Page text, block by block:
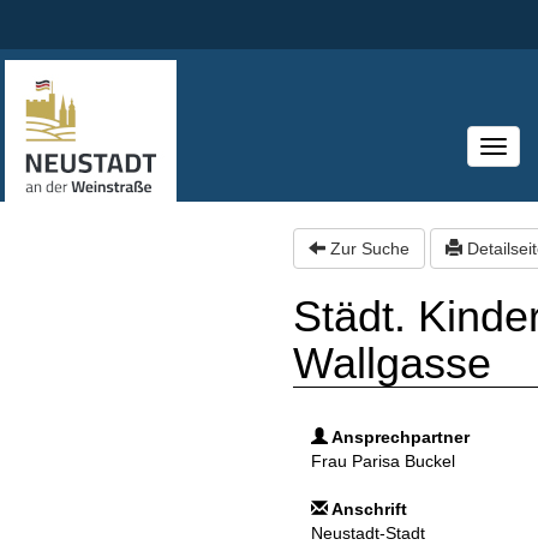
T
o
g
e
v
Zur Suche
Städt.
Wallgasse
Ansprechpartner
Frau Parisa Buckel
Anschrift
Neustadt-Stadt